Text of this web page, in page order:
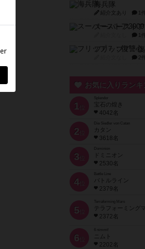
海兵隊
紹介文あり 1
スーパースト
1
2
お気に入りランキ
1 位
宝石の煌き
4042名
2 位
Die Siedler von Catan
カタン
3618名
3 位
ドミニオン
2530名
4位
Battle Line
バトルライン
2379名
5 位
Terraforming Mars
テラフォーミング
2372名
6 位
ニムト
2202名